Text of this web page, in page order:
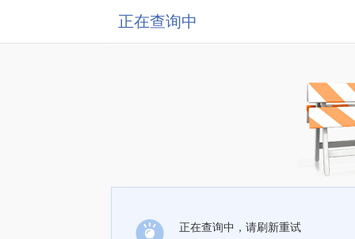
正在查询中
正在查询中，请刷新重试